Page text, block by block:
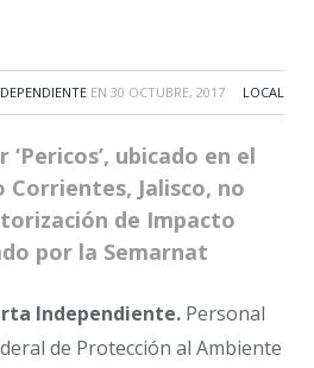
EN 30 OCTUBRE, 2017 LOCAL
ubicado en el
Corrientes, Jalisco, no
de Impacto
por la Semarnat
Independiente. Personal
de Protección al Ambiente